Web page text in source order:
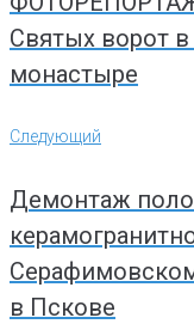
Святых ворот
монастыре
Следующий
Следующий
Демонтаж
в Пскове